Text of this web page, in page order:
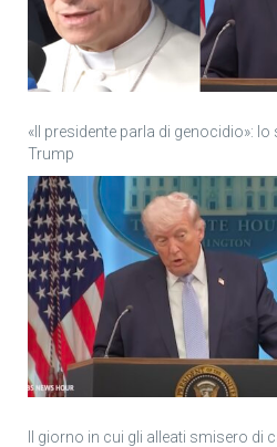
«Il presidente parla di genocidio»:
Trump
Il giorno in cui gli alleati smisero di